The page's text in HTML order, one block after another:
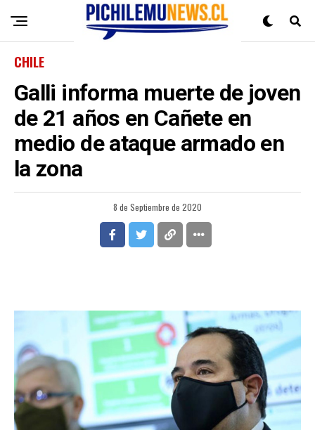
CHILE
Galli informa muerte de joven
de 21 años en Cañete en
medio de ataque armado en
la zona
8 de Septiembre de 2020